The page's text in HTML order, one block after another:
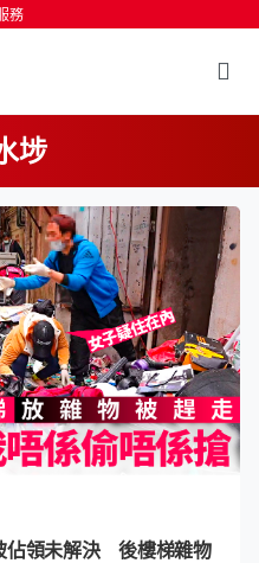
務
埗
始搜尋
佔領未解決 後樓梯雜物